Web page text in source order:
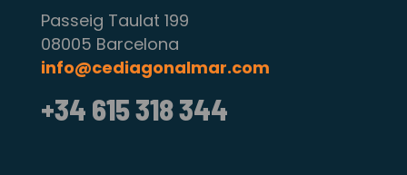
Passeig Taulat 199
08005 Barcelona
info@cediagonalmar.com
+34 615 318 344